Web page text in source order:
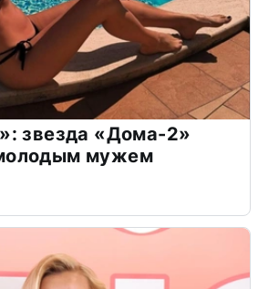
звезда «Дома-2»
мужем